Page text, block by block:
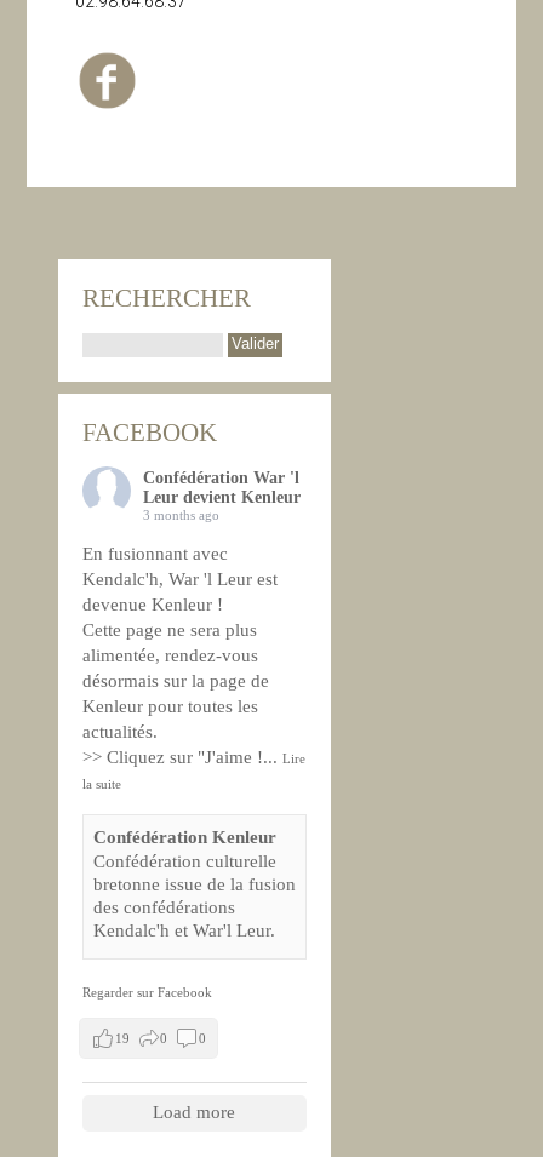
RECHERCHER
FACEBOOK
Confédération War 'l
Leur devient Kenleur
3 months ago
En fusionnant avec
Kendalc'h, War 'l Leur est
devenue Kenleur !
Cette page ne sera plus
alimentée, rendez-vous
désormais sur la page de
Kenleur pour toutes les
actualités.
>> Cliquez sur "J'aime !... Lire
la suite
Confédération Kenleur
Confédération culturelle
bretonne issue de la fusion
des confédérations
Kendalc'h et War'l Leur.
Regarder sur Facebook
19 0 0
Load more